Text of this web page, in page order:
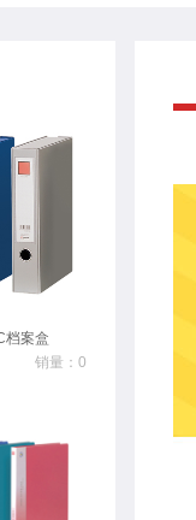
档案盒
销量：0